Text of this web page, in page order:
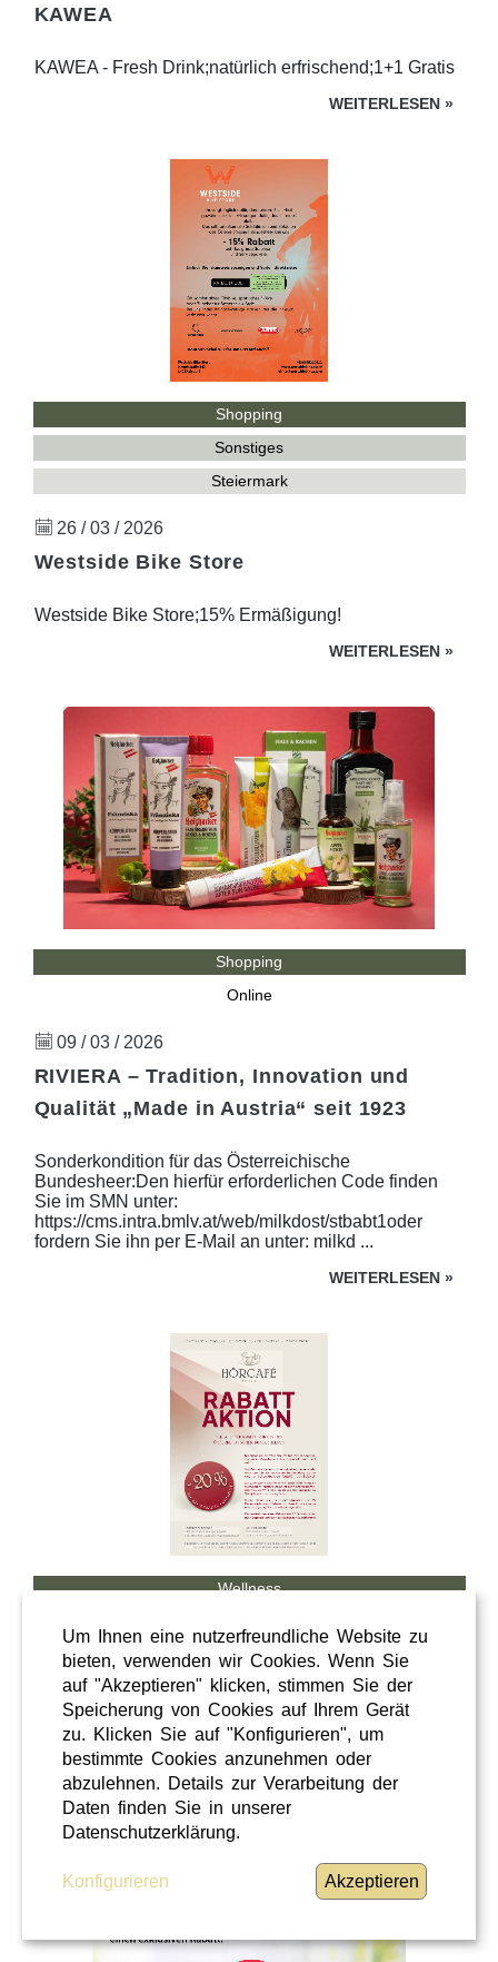
KAWEA
KAWEA - Fresh Drink;natürlich erfrischend;1+1 Gratis
WEITERLESEN »
Shopping
Sonstiges
Steiermark
26 / 03 / 2026
Westside Bike Store
Westside Bike Store;15% Ermäßigung!
WEITERLESEN »
Shopping
Online
09 / 03 / 2026
RIVIERA – Tradition, Innovation und
Qualität „Made in Austria“ seit 1923
Sonderkondition für das Österreichische
Bundesheer:Den hierfür erforderlichen Code finden
Sie im SMN unter:
https://cms.intra.bmlv.at/web/milkdost/stbabt1oder
fordern Sie ihn per E-Mail an unter: milkd ...
WEITERLESEN »
Wellness
Steiermark
28 / 02 / 2026
Hörcafe
Hörcafe
Um Ihnen eine nutzerfreundliche Website zu
bieten, verwenden wir Cookies. Wenn Sie
auf "Akzeptieren" klicken, stimmen Sie der
Speicherung von Cookies auf Ihrem Gerät
zu. Klicken Sie auf "Konfigurieren", um
bestimmte Cookies anzunehmen oder
abzulehnen. Details zur Verarbeitung der
Daten finden Sie in unserer
Datenschutzerklärung.
Konfigurieren Akzeptieren